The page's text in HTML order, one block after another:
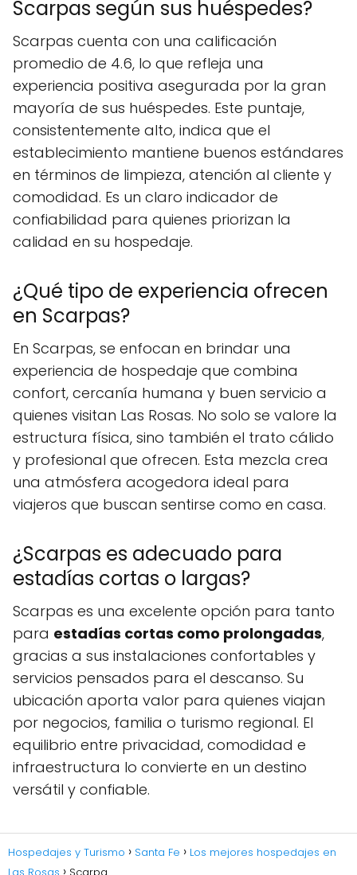
Scarpas según sus huéspedes?
Scarpas cuenta con una calificación
promedio de 4.6, lo que refleja una
experiencia positiva asegurada por la gran
mayoría de sus huéspedes. Este puntaje,
consistentemente alto, indica que el
establecimiento mantiene buenos estándares
en términos de limpieza, atención al cliente y
comodidad. Es un claro indicador de
confiabilidad para quienes priorizan la
calidad en su hospedaje.
¿Qué tipo de experiencia ofrecen
en Scarpas?
En Scarpas, se enfocan en brindar una
experiencia de hospedaje que combina
confort, cercanía humana y buen servicio a
quienes visitan Las Rosas. No solo se valore la
estructura física, sino también el trato cálido
y profesional que ofrecen. Esta mezcla crea
una atmósfera acogedora ideal para
viajeros que buscan sentirse como en casa.
¿Scarpas es adecuado para
estadías cortas o largas?
Scarpas es una excelente opción para tanto
para estadías cortas como prolongadas,
gracias a sus instalaciones confortables y
servicios pensados para el descanso. Su
ubicación aporta valor para quienes viajan
por negocios, familia o turismo regional. El
equilibrio entre privacidad, comodidad e
infraestructura lo convierte en un destino
versátil y confiable.
Hospedajes y Turismo Santa Fe
Los mejores hospedajes en